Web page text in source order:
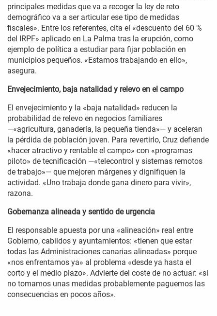
principales medidas que va a recoger la ley de reto
demográfico va a ser articular ese tipo de medidas
fiscales». Entre los referentes, cita el «descuento del 60 %
del IRPF» aplicado en La Palma tras la erupción, como
ejemplo de política a estudiar para fijar población en
municipios pequeños. «Estamos trabajando en ello»,
asegura.
Envejecimiento, baja natalidad y relevo en el campo
El envejecimiento y la «baja natalidad» reducen la
probabilidad de relevo en negocios familiares
—«agricultura, ganadería, la pequeña tienda»— y aceleran
la pérdida de población joven. Para revertirlo, Cruz defiende
«hacer atractivo y rentable el campo» con «programas
piloto» de tecnificación —«telecontrol y sistemas remotos
de trabajo»— que mejoren márgenes y dignifiquen la
actividad. «Uno trabaja donde gana dinero para vivir»,
razona.
Gobernanza alineada y sentido de urgencia
El responsable apuesta por una «alineación» real entre
Gobierno, cabildos y ayuntamientos: «tienen que estar
todas las Administraciones canarias alineadas» porque
«nos enfrentamos ya» al problema «desde ya hasta el
corto y el medio plazo». Advierte del coste de no actuar: «si
no tomamos unas medidas probablemente paguemos las
consecuencias en pocos años».